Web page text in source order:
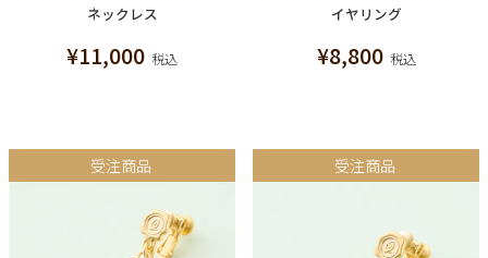
ネックレス
¥11,000 税込
イヤリング
¥8,800 税込
受注商品 受注商品